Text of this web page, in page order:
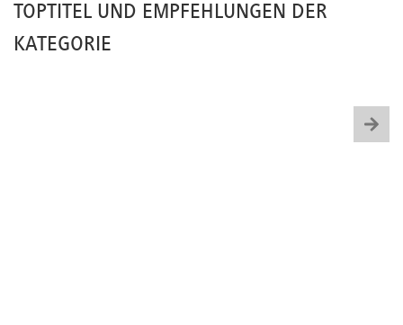
TOPTITEL UND EMPFEHLUNGEN DER
KATEGORIE